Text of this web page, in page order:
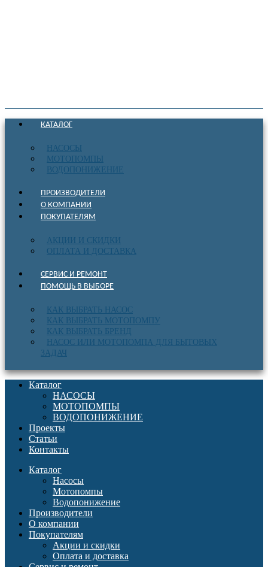
КАТАЛОГ
НАСОСЫ
МОТОПОМПЫ
ВОДОПОНИЖЕНИЕ
ПРОИЗВОДИТЕЛИ
О КОМПАНИИ
ПОКУПАТЕЛЯМ
АКЦИИ И СКИДКИ
ОПЛАТА И ДОСТАВКА
СЕРВИС И РЕМОНТ
ПОМОЩЬ В ВЫБОРЕ
КАК ВЫБРАТЬ НАСОС
КАК ВЫБРАТЬ МОТОПОМПУ
КАК ВЫБРАТЬ БРЕНД
НАСОС ИЛИ МОТОПОМПА ДЛЯ БЫТОВЫХ
ЗАДАЧ
Каталог
НАСОСЫ
МОТОПОМПЫ
ВОДОПОНИЖЕНИЕ
Проекты
Статьи
Контакты
Каталог
Насосы
Мотопомпы
Водопонижение
Производители
О компании
Покупателям
Акции и скидки
Оплата и доставка